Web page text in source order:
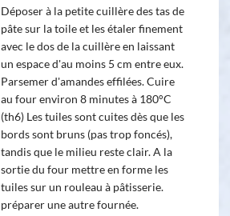
Déposer à la petite cuillère des tas de
pâte sur la toile et les étaler finement
avec le dos de la cuillère en laissant
un espace d'au moins 5 cm entre eux.
Parsemer d'amandes effilées. Cuire
au four environ 8 minutes à 180°C
(th6) Les tuiles sont cuites dès que les
bords sont bruns (pas trop foncés),
tandis que le milieu reste clair. A la
sortie du four mettre en forme les
tuiles sur un rouleau à pâtisserie.
préparer une autre fournée.